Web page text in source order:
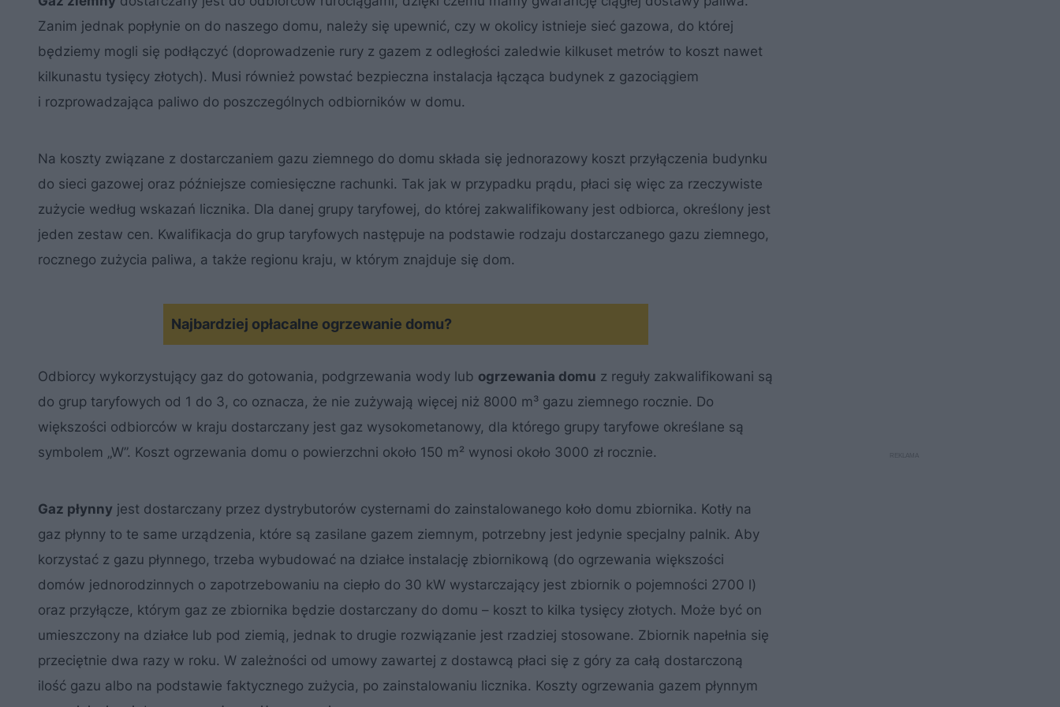
Zanim jednak popłynie on do naszego domu, należy się upewnić, czy w okolicy istnieje sieć gazowa, do której
będziemy mogli się podłączyć (doprowadzenie rury z gazem z odległości zaledwie kilkuset metrów to koszt nawet
kilkunastu tysięcy złotych). Musi również powstać bezpieczna instalacja łącząca budynek z gazociągiem
i rozprowadzająca paliwo do poszczególnych odbiorników w domu.
Na koszty związane z dostarczaniem gazu ziemnego do domu składa się jednorazowy koszt przyłączenia budynku
do sieci gazowej oraz późniejsze comiesięczne rachunki. Tak jak w przypadku prądu, płaci się więc za rzeczywiste
zużycie według wskazań licznika. Dla danej grupy taryfowej, do której zakwalifikowany jest odbiorca, określony jest
jeden zestaw cen. Kwalifikacja do grup taryfowych następuje na podstawie rodzaju dostarczanego gazu ziemnego,
rocznego zużycia paliwa, a także regionu kraju, w którym znajduje się dom.
Najbardziej opłacalne ogrzewanie domu?
Odbiorcy wykorzystujący gaz do gotowania, podgrzewania wody lub ogrzewania domu z reguły zakwalifikowani są
do grup taryfowych od 1 do 3, co oznacza, że nie zużywają więcej niż 8000 m³ gazu ziemnego rocznie. Do
większości odbiorców w kraju dostarczany jest gaz wysokometanowy, dla którego grupy taryfowe określane są
symbolem „W”. Koszt ogrzewania domu o powierzchni około 150 m² wynosi około 3000 zł rocznie.
Gaz płynny jest dostarczany przez dystrybutorów cysternami do zainstalowanego koło domu zbiornika. Kotły na
gaz płynny to te same urządzenia, które są zasilane gazem ziemnym, potrzebny jest jedynie specjalny palnik. Aby
korzystać z gazu płynnego, trzeba wybudować na działce instalację zbiornikową (do ogrzewania większości
domów jednorodzinnych o zapotrzebowaniu na ciepło do 30 kW wystarczający jest zbiornik o pojemności 2700 l)
oraz przyłącze, którym gaz ze zbiornika będzie dostarczany do domu – koszt to kilka tysięcy złotych. Może być on
umieszczony na działce lub pod ziemią, jednak to drugie rozwiązanie jest rzadziej stosowane. Zbiornik napełnia się
przeciętnie dwa razy w roku. W zależności od umowy zawartej z dostawcą płaci się z góry za całą dostarczoną
ilość gazu albo na podstawie faktycznego zużycia, po zainstalowaniu licznika. Koszty ogrzewania gazem płynnym